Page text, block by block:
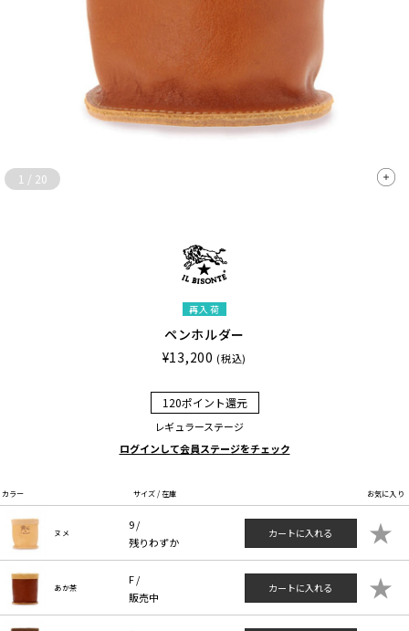
1 / 20
再入荷
ペンホルダー
¥13,200 (税込)
120ポイント還元
レギュラーステージ
ログインして会員ステージをチェック
カラー サイズ / 在庫 お気に入り
ヌメ
9 /
残りわずか
カートに入れる ★
あか茶
F /
販売中
カートに入れる ★